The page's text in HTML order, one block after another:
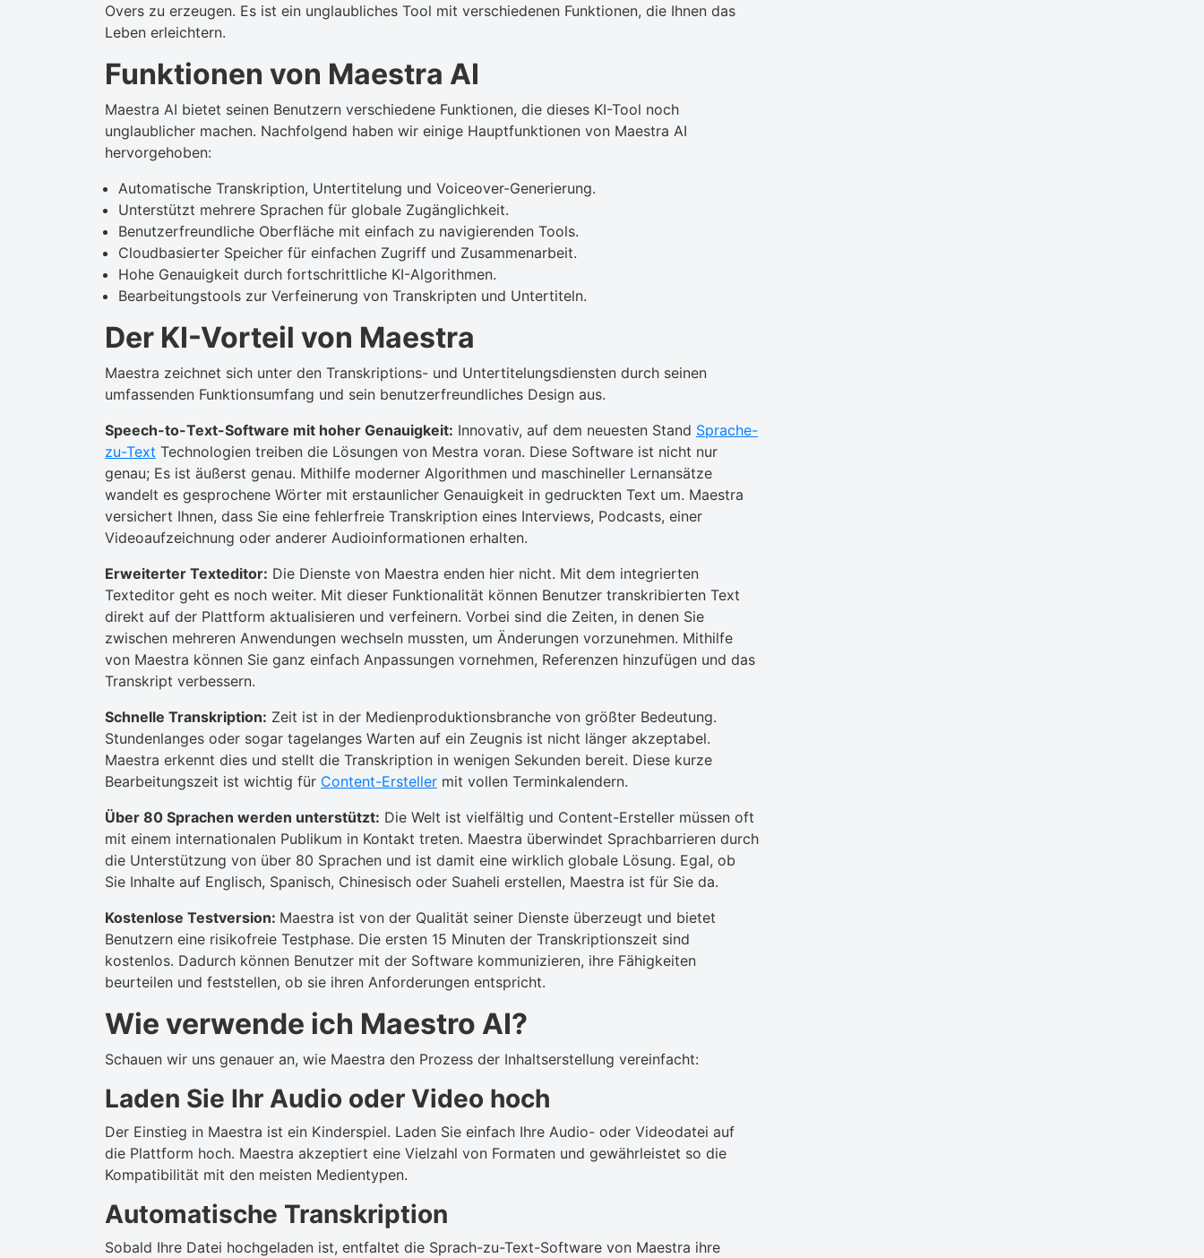
Overs zu erzeugen. Es ist ein unglaubliches Tool mit verschiedenen Funktionen, die Ihnen das
Leben erleichtern.
Funktionen von Maestra AI
Maestra AI bietet seinen Benutzern verschiedene Funktionen, die dieses KI-Tool noch
unglaublicher machen. Nachfolgend haben wir einige Hauptfunktionen von Maestra AI
hervorgehoben:
Automatische Transkription, Untertitelung und Voiceover-Generierung.
Unterstützt mehrere Sprachen für globale Zugänglichkeit.
Benutzerfreundliche Oberfläche mit einfach zu navigierenden Tools.
Cloudbasierter Speicher für einfachen Zugriff und Zusammenarbeit.
Hohe Genauigkeit durch fortschrittliche KI-Algorithmen.
Bearbeitungstools zur Verfeinerung von Transkripten und Untertiteln.
Der KI-Vorteil von Maestra
Maestra zeichnet sich unter den Transkriptions- und Untertitelungsdiensten durch seinen
umfassenden Funktionsumfang und sein benutzerfreundliches Design aus.
Speech-to-Text-Software mit hoher Genauigkeit: Innovativ, auf dem neuesten Stand Sprache-
zu-Text Technologien treiben die Lösungen von Mestra voran. Diese Software ist nicht nur
genau; Es ist äußerst genau. Mithilfe moderner Algorithmen und maschineller Lernansätze
wandelt es gesprochene Wörter mit erstaunlicher Genauigkeit in gedruckten Text um. Maestra
versichert Ihnen, dass Sie eine fehlerfreie Transkription eines Interviews, Podcasts, einer
Videoaufzeichnung oder anderer Audioinformationen erhalten.
Erweiterter Texteditor: Die Dienste von Maestra enden hier nicht. Mit dem integrierten
Texteditor geht es noch weiter. Mit dieser Funktionalität können Benutzer transkribierten Text
direkt auf der Plattform aktualisieren und verfeinern. Vorbei sind die Zeiten, in denen Sie
zwischen mehreren Anwendungen wechseln mussten, um Änderungen vorzunehmen. Mithilfe
von Maestra können Sie ganz einfach Anpassungen vornehmen, Referenzen hinzufügen und das
Transkript verbessern.
Schnelle Transkription: Zeit ist in der Medienproduktionsbranche von größter Bedeutung.
Stundenlanges oder sogar tagelanges Warten auf ein Zeugnis ist nicht länger akzeptabel.
Maestra erkennt dies und stellt die Transkription in wenigen Sekunden bereit. Diese kurze
Bearbeitungszeit ist wichtig für Content-Ersteller mit vollen Terminkalendern.
Über 80 Sprachen werden unterstützt: Die Welt ist vielfältig und Content-Ersteller müssen oft
mit einem internationalen Publikum in Kontakt treten. Maestra überwindet Sprachbarrieren durch
die Unterstützung von über 80 Sprachen und ist damit eine wirklich globale Lösung. Egal, ob
Sie Inhalte auf Englisch, Spanisch, Chinesisch oder Suaheli erstellen, Maestra ist für Sie da.
Kostenlose Testversion: Maestra ist von der Qualität seiner Dienste überzeugt und bietet
Benutzern eine risikofreie Testphase. Die ersten 15 Minuten der Transkriptionszeit sind
kostenlos. Dadurch können Benutzer mit der Software kommunizieren, ihre Fähigkeiten
beurteilen und feststellen, ob sie ihren Anforderungen entspricht.
Wie verwende ich Maestro AI?
Schauen wir uns genauer an, wie Maestra den Prozess der Inhaltserstellung vereinfacht:
Laden Sie Ihr Audio oder Video hoch
Der Einstieg in Maestra ist ein Kinderspiel. Laden Sie einfach Ihre Audio- oder Videodatei auf
die Plattform hoch. Maestra akzeptiert eine Vielzahl von Formaten und gewährleistet so die
Kompatibilität mit den meisten Medientypen.
Automatische Transkription
Sobald Ihre Datei hochgeladen ist, entfaltet die Sprach-zu-Text-Software von Maestra ihre